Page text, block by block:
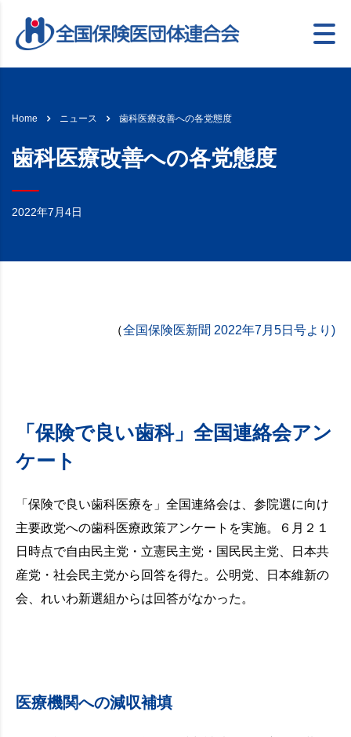
Home ニュース 歯科医療改善への各党態度
歯科医療改善への各党態度
2022年7月4日
（全国保険医新聞 2022年7月5日号より)
「保険で良い歯科」全国連絡会アン
ケート
「保険で良い歯科医療を」全国連絡会は、参院選に向け
主要政党への歯科医療政策アンケートを実施。６月２１
日時点で自由民主党・立憲民主党・国民民主党、日本共
産党・社会民主党から回答を得た。公明党、日本維新の
会、れいわ新選組からは回答がなかった。
医療機関への減収補填